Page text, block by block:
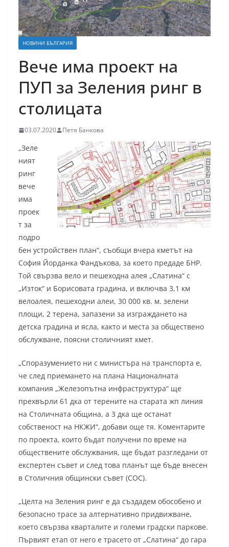
НОВИНИ БЪЛГАРИЯ
Вече има проект на
ПУП за Зеления ринг в
столицата
03.07.2020 Петя Банкова
„Зеле
ният
ринг
вече
има
проек
т за
подро
бен устройствен план“, съобщи вчера кметът на
София Йорданка Фандъкова, за което предаде БНР.
Той свързва вело и пешеходна алея „Слатина“ с
„Изток“ и Борисовата градина, и включва 3,1 км
велоалея, пешеходни алеи, 30 000 кв. м. зелени
площи, 2 терена, запазени за изграждането на
детска градина и ясла, както и места за обществено
обслужване, поясни столичният кмет.
„Споразумението ни с министъра на транспорта е,
че след приемането на плана Националната
компания „Железопътна инфраструктура“ ще
прехвърли 61 дка от терените на старата жп линия
на Столичната община, а 3 дка ще останат
собственост на НКЖИ“, добави още тя. Коментарите
по проекта, които бъдат получени по време на
обществените обслужвания, ще бъдат разгледани от
експертен съвет и след това планът ще бъде внесен
в Столичния общински съвет (СОС).
„Целта на Зеления ринг е да създадем обособено и
безопасно трасе за алтернативно придвижване,
което свързва кварталите и големи градски паркове.
Първият етап от него е трасето от „Слатина“ до гара